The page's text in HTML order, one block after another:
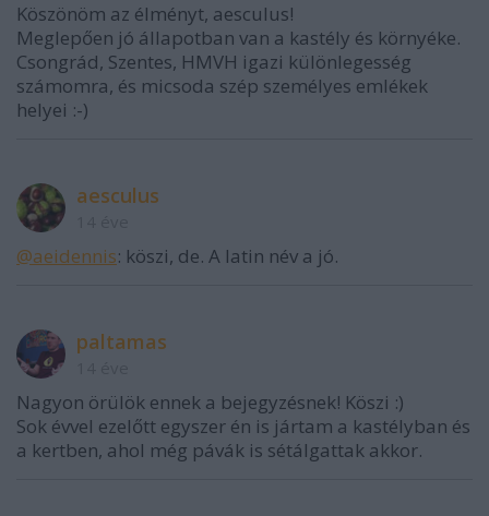
Köszönöm az élményt, aesculus!
Meglepően jó állapotban van a kastély és környéke.
Csongrád, Szentes, HMVH igazi különlegesség
számomra, és micsoda szép személyes emlékek
helyei :-)
aesculus
@aeidennis: köszi, de. A latin név a jó.
paltamas
Nagyon örülök ennek a bejegyzésnek! Köszi :)
Sok évvel ezelőtt egyszer én is jártam a kastélyban és
a kertben, ahol még pávák is sétálgattak akkor.